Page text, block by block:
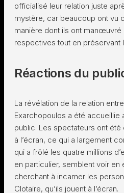
officialisé leur relation juste
mystère, car beaucoup ont vu
manière dont ils ont manœuvré
respectives tout en préservant
Réactions du
La révélation de la relation
Exarchopoulos a été accueillie
public. Les spectateurs ont
à l’écran, ce qui a largement
qui a frôlé les quatre millions
en particulier, semblent voir en
cherchant à incarner les
Clotaire, qu’ils jouent à l’écran.